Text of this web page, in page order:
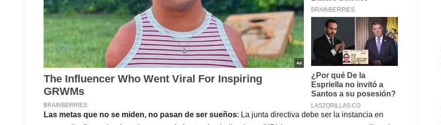
Las metas que no se miden, no pasan de ser sueños: La junta directiva debe ser la instancia en